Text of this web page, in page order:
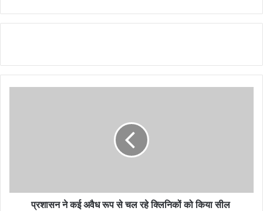
प्रशासन ने कई अवैध रूप से चल रहे क्लिनिकों को किया सील